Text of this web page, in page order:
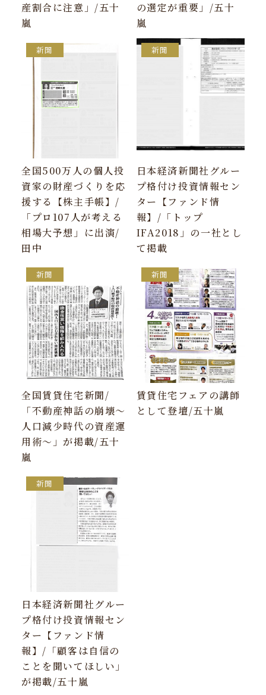
産割合に注意」/五十
嵐
の選定が重要」/五十
嵐
新聞
全国500万人の個人投
資家の財産づくりを応
援する【株主手帳】/
「プロ107人が考える
相場大予想」に出演/
田中
新聞
日本経済新聞社グルー
プ格付け投資情報セン
ター【ファンド情
報】/「トップ
IFA2018」の一社とし
て掲載
新聞
全国賃貸住宅新聞/
「不動産神話の崩壊～
人口減少時代の資産運
用術～」が掲載/五十
嵐
新聞
賃貸住宅フェアの講師
として登壇/五十嵐
新聞
日本経済新聞社グルー
プ格付け投資情報セン
ター【ファンド情
報】/「顧客は自信の
ことを聞いてほしい」
が掲載/五十嵐